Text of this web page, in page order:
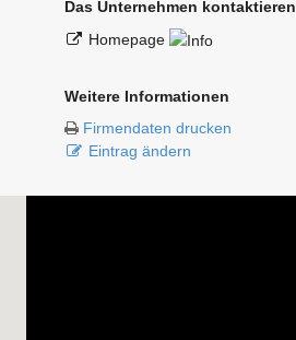
Das Unternehmen kontaktieren
Homepage
Weitere Informationen
Firmendaten drucken
Eintrag ändern